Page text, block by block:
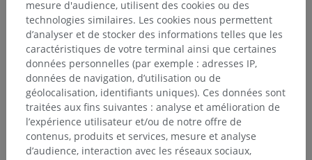
mesure d'audience, utilisent des cookies ou des
technologies similaires. Les cookies nous permettent
d’analyser et de stocker des informations telles que les
caractéristiques de votre terminal ainsi que certaines
données personnelles (par exemple : adresses IP,
données de navigation, d’utilisation ou de
géolocalisation, identifiants uniques). Ces données sont
traitées aux fins suivantes : analyse et amélioration de
l’expérience utilisateur et/ou de notre offre de
contenus, produits et services, mesure et analyse
d’audience, interaction avec les réseaux sociaux,